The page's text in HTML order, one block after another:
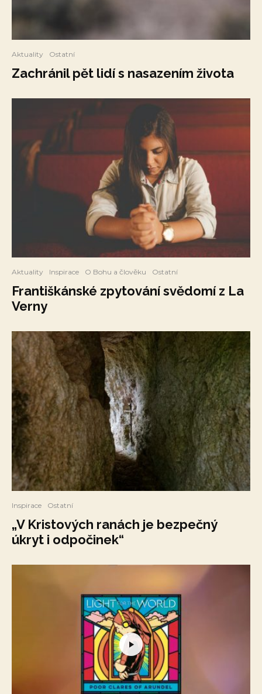
Aktuality Ostatní
Zachránil pět lidí s nasazením života
Aktuality Inspirace O Bohu a člověku Ostatní
Františkánské zpytování svědomí z La
Verny
Inspirace Ostatní
„V Kristových ranách je bezpečný
úkryt i odpočinek“